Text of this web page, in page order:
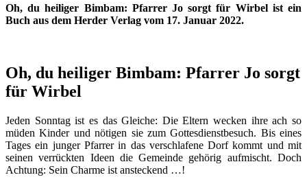
Oh, du heiliger Bimbam: Pfarrer Jo sorgt für Wirbel ist ein
Buch aus dem Herder Verlag vom 17. Januar 2022.
Oh, du heiliger Bimbam: Pfarrer Jo sorgt
für Wirbel
Jeden Sonntag ist es das Gleiche: Die Eltern wecken ihre ach so
müden Kinder und nötigen sie zum Gottesdienstbesuch. Bis eines
Tages ein junger Pfarrer in das verschlafene Dorf kommt und mit
seinen verrückten Ideen die Gemeinde gehörig aufmischt. Doch
Achtung: Sein Charme ist ansteckend …!